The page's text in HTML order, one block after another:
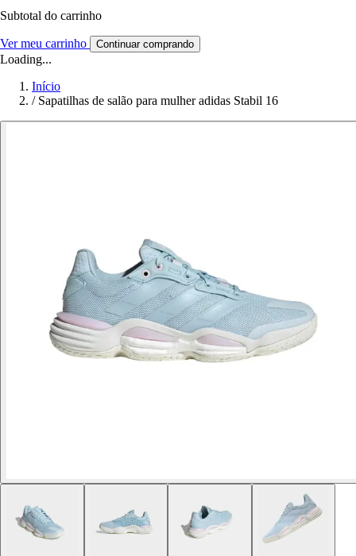
Subtotal do carrinho
Ver meu carrinho Continuar comprando
Loading...
Início
/ Sapatilhas de salão para mulher adidas Stabil 16